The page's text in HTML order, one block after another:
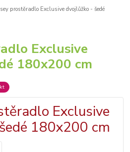
prostěradlo Exclusive dvojlůžko - šedé
Exclusive
180x200 cm